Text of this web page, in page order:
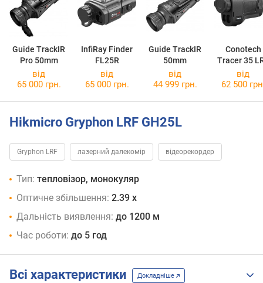
Guide TrackIR
Pro 50mm
InfiRay Finder
FL25R
Guide TrackIR
50mm
Conotech
Tracer 35
Pro
від
65 000 грн.
від
65 000 грн.
від
44 999 грн.
від
62 500
Hikmicro Gryphon LRF GH25L
Gryphon LRF лазерний далекомір відеорекордер
Тип: тепловізор, монокуляр
Оптичне збільшення: 2.39 x
Дальність виявлення: до 1200 м
Час роботи: до 5 год
Всі характеристики Докладніше